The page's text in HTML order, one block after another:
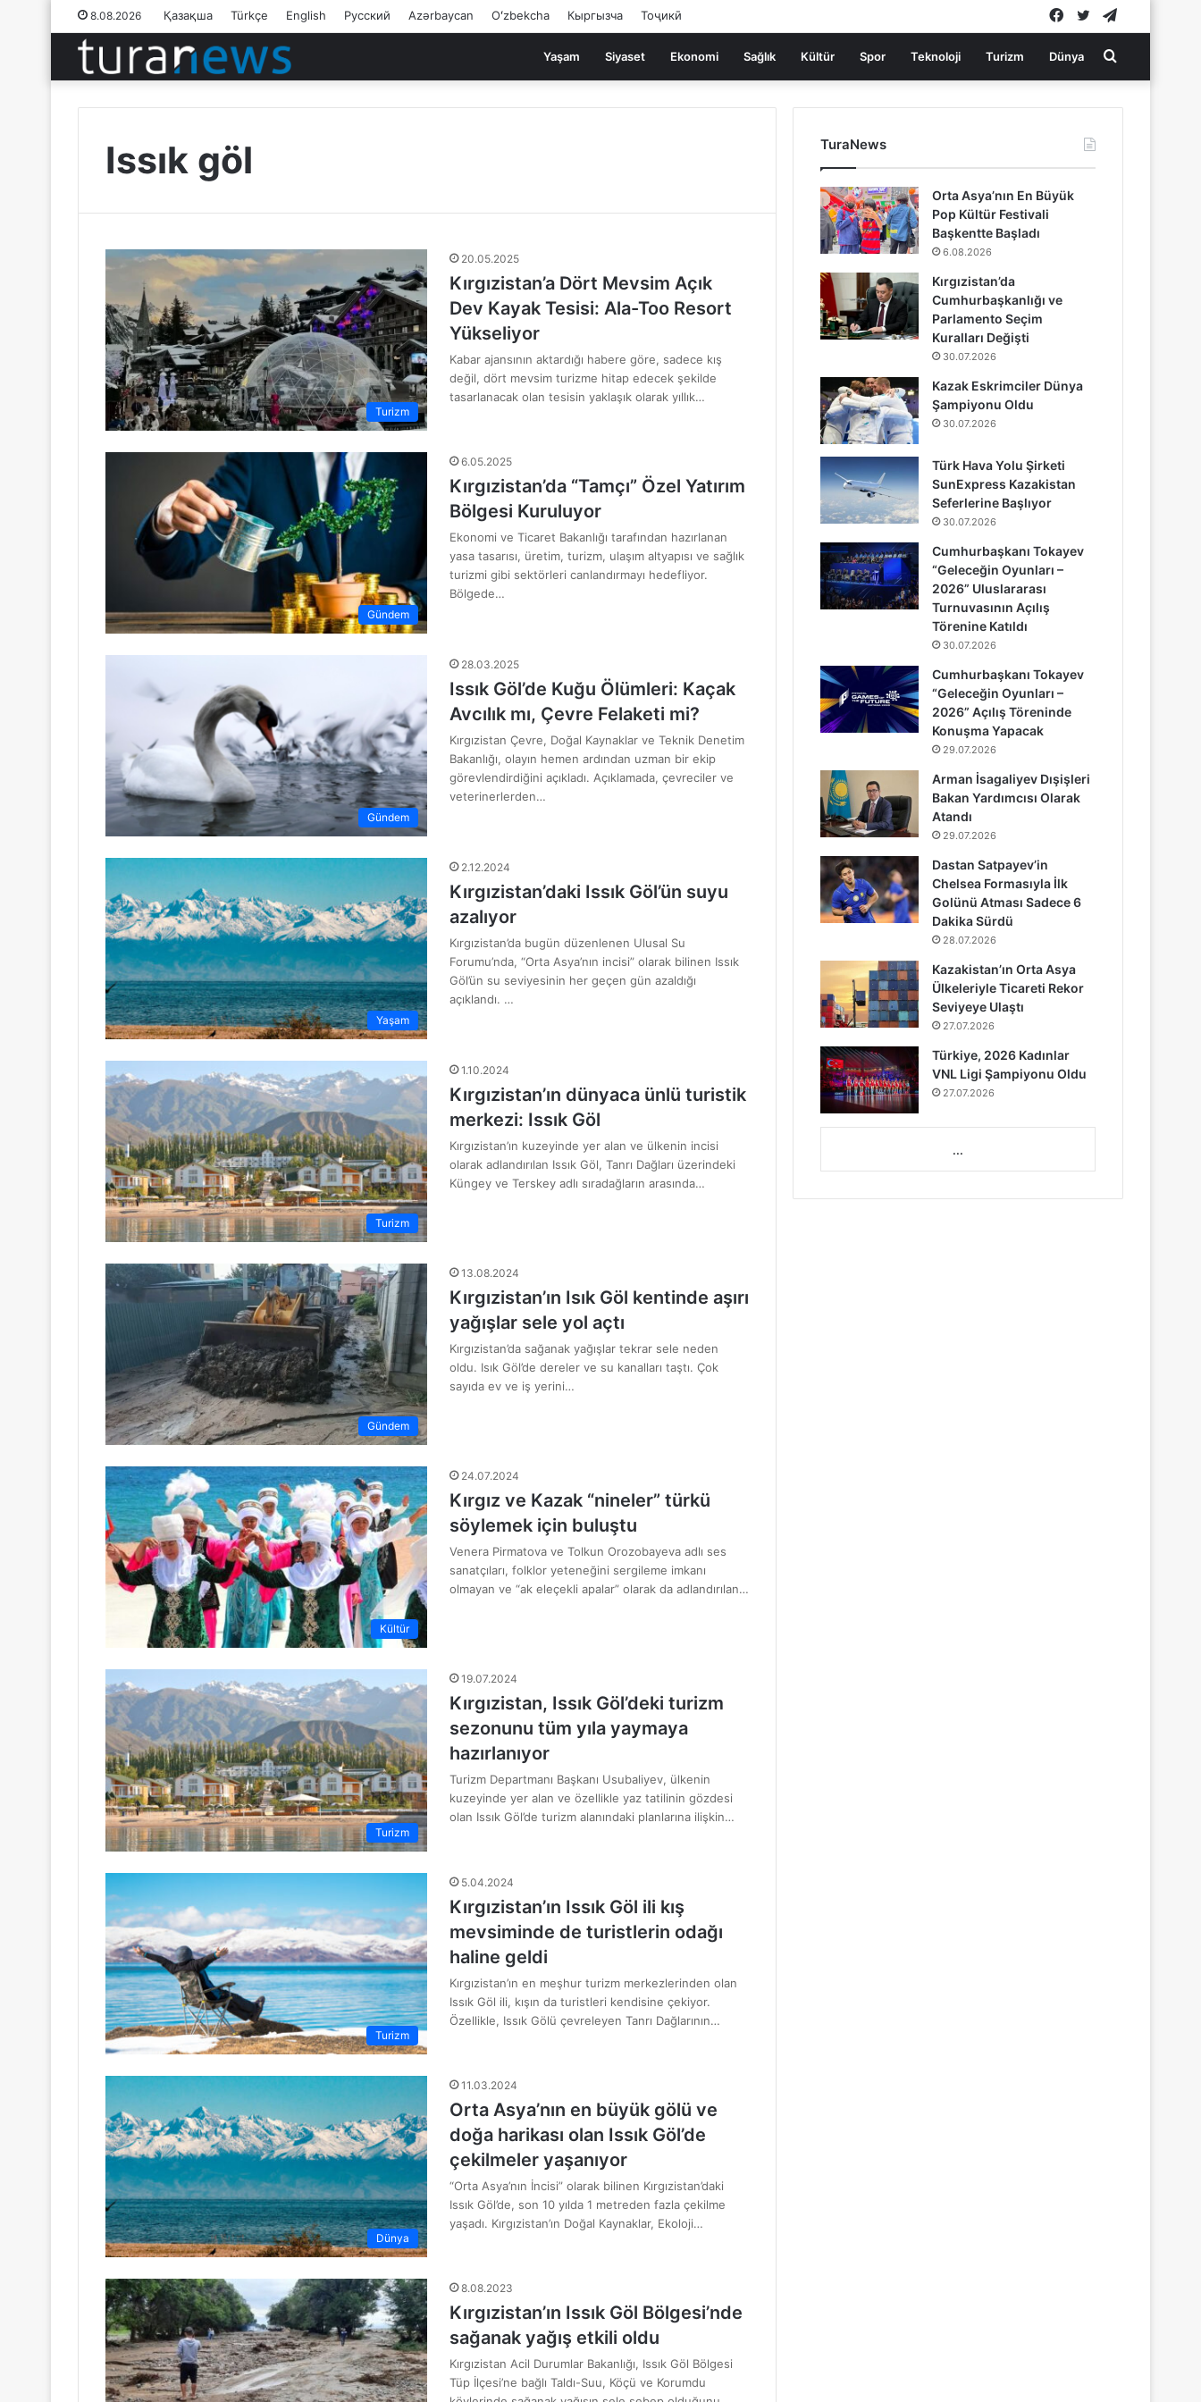
8.08.2026 Қазақша Türkçe English Русский Azərbaycan Oʻzbekcha Кыргызча Тоҷикӣ Twitter
Facebook
Yaşam Siyaset Ekonomi Sağlık Kültür Spor Teknoloji Turizm Dünya Arama
yap
Issık göl
Turizm
20.05.2025
Kırgızistan’a Dört Mevsim Açık
Dev Kayak Tesisi: Ala-Too Resort
Yükseliyor
Kabar ajansının aktardığı habere göre, sadece kış
değil, dört mevsim turizme hitap edecek şekilde
tasarlanacak olan tesisin yaklaşık olarak yıllık…
Gündem
6.05.2025
Kırgızistan’da “Tamçı” Özel Yatırım
Bölgesi Kuruluyor
Ekonomi ve Ticaret Bakanlığı tarafından hazırlanan
yasa tasarısı, üretim, turizm, ulaşım altyapısı ve sağlık
turizmi gibi sektörleri canlandırmayı hedefliyor.
Bölgede…
Gündem
28.03.2025
Issık Göl’de Kuğu Ölümleri: Kaçak
Avcılık mı, Çevre Felaketi mi?
Kırgızistan Çevre, Doğal Kaynaklar ve Teknik Denetim
Bakanlığı, olayın hemen ardından uzman bir ekip
görevlendirdiğini açıkladı. Açıklamada, çevreciler ve
veterinerlerden…
Yaşam
2.12.2024
Kırgızistan’daki Issık Göl’ün suyu
azalıyor
Kırgızistan’da bugün düzenlenen Ulusal Su
Forumu’nda, “Orta Asya’nın incisi” olarak bilinen Issık
Göl’ün su seviyesinin her geçen gün azaldığı
açıklandı. …
Turizm
1.10.2024
Kırgızistan’ın dünyaca ünlü turistik
merkezi: Issık Göl
Kırgızistan’ın kuzeyinde yer alan ve ülkenin incisi
olarak adlandırılan Issık Göl, Tanrı Dağları üzerindeki
Küngey ve Terskey adlı sıradağların arasında…
Gündem
13.08.2024
Kırgızistan’ın Isık Göl kentinde aşırı
yağışlar sele yol açtı
Kırgızistan’da sağanak yağışlar tekrar sele neden
oldu. Isık Göl’de dereler ve su kanalları taştı. Çok
sayıda ev ve iş yerini…
Kültür
24.07.2024
Kırgız ve Kazak “nineler” türkü
söylemek için buluştu
Venera Pirmatova ve Tolkun Orozobayeva adlı ses
sanatçıları, folklor yeteneğini sergileme imkanı
olmayan ve “ak eleçekli apalar” olarak da adlandırılan…
Turizm
19.07.2024
Kırgızistan, Issık Göl’deki turizm
sezonunu tüm yıla yaymaya
hazırlanıyor
Turizm Departmanı Başkanı Usubaliyev, ülkenin
kuzeyinde yer alan ve özellikle yaz tatilinin gözdesi
olan Issık Göl’de turizm alanındaki planlarına ilişkin…
Turizm
5.04.2024
Kırgızistan’ın Issık Göl ili kış
mevsiminde de turistlerin odağı
haline geldi
Kırgızistan’ın en meşhur turizm merkezlerinden olan
Issık Göl ili, kışın da turistleri kendisine çekiyor.
Özellikle, Issık Gölü çevreleyen Tanrı Dağlarının…
Dünya
11.03.2024
Orta Asya’nın en büyük gölü ve
doğa harikası olan Issık Göl’de
çekilmeler yaşanıyor
“Orta Asya’nın İncisi” olarak bilinen Kırgızistan’daki
Issık Göl’de, son 10 yılda 1 metreden fazla çekilme
yaşadı. Kırgızistan’ın Doğal Kaynaklar, Ekoloji…
8.08.2023
Kırgızistan’ın Issık Göl Bölgesi’nde
sağanak yağış etkili oldu
Kırgızistan Acil Durumlar Bakanlığı, Issık Göl Bölgesi
Tüp İlçesi’ne bağlı Taldı-Suu, Köçü ve Korumdu
TuraNews
Orta Asya’nın En Büyük
Pop Kültür Festivali
Başkentte Başladı
6.08.2026
Kırgızistan’da
Cumhurbaşkanlığı ve
Parlamento Seçim
Kuralları Değişti
30.07.2026
Kazak Eskrimciler Dünya
Şampiyonu Oldu
30.07.2026
Türk Hava Yolu Şirketi
SunExpress Kazakistan
Seferlerine Başlıyor
30.07.2026
Cumhurbaşkanı Tokayev
“Geleceğin Oyunları –
2026” Uluslararası
Turnuvasının Açılış
Törenine Katıldı
30.07.2026
Cumhurbaşkanı Tokayev
“Geleceğin Oyunları –
2026” Açılış Töreninde
Konuşma Yapacak
29.07.2026
Arman İsagaliyev Dışişleri
Bakan Yardımcısı Olarak
Atandı
29.07.2026
Dastan Satpayev’in
Chelsea Formasıyla İlk
Golünü Atması Sadece 6
Dakika Sürdü
28.07.2026
Kazakistan’ın Orta Asya
Ülkeleriyle Ticareti Rekor
Seviyeye Ulaştı
27.07.2026
Türkiye, 2026 Kadınlar
VNL Ligi Şampiyonu Oldu
27.07.2026
...